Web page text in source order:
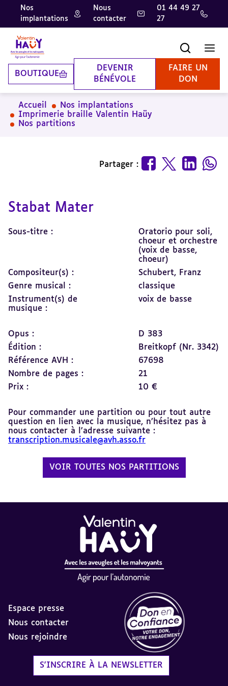
Aller
contenu
principal
Aller
pied
de
page
Aller
la
recherche
Nos
implantations
Nous
contacter
01 44 49 27
27
BOUTIQUE
DEVENIR
BÉNÉVOLE
FAIRE UN
DON
Accueil
Nos implantations
Imprimerie braille Valentin Haüy
Nos partitions
Partager :
Stabat Mater
Sous-titre :
Oratorio pour soli,
choeur et orchestre
(voix de basse,
choeur)
Compositeur(s) :
Schubert, Franz
Genre musical :
classique
Instrument(s) de
musique :
voix de basse
Opus :
D 383
Édition :
Breitkopf (Nr. 3342)
Référence AVH :
67698
Nombre de pages :
21
Prix :
10 €
Pour commander une partition ou pour tout autre
question en lien avec la musique, n’hésitez pas à
nous contacter à l’adresse suivante :
transcription.musicale@avh.asso.fr
VOIR TOUTES NOS PARTITIONS
Espace presse
Nous contacter
Nous rejoindre
S'INSCRIRE À LA NEWSLETTER